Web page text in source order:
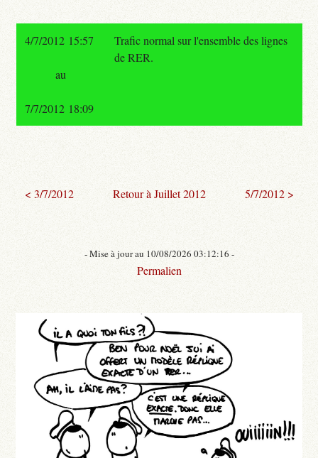
4/7/2012 15:57
Trafic normal sur l'ensemble des lignes
de RER.
au
7/7/2012 18:09
< 3/7/2012 Retour à Juillet 2012 5/7/2012 >
- Mise à jour au 10/08/2026 03:12:16 -
Permalien